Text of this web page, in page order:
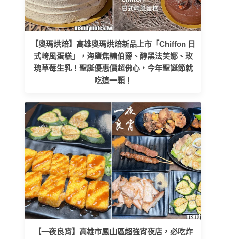
【奧瑪烘焙】高雄奧瑪烘焙新品上市「Chiffon 日
式崎風蛋糕」，海鹽焦糖伯爵、醇黑法芙娜、玫
瑰草莓生乳！聖誕優惠價超佛心，今年聖誕節就
吃這一顆！
【一夜良宵】高雄市鳳山區超強宵夜店，必吃炸